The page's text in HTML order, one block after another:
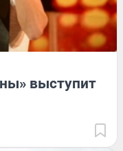
выступит